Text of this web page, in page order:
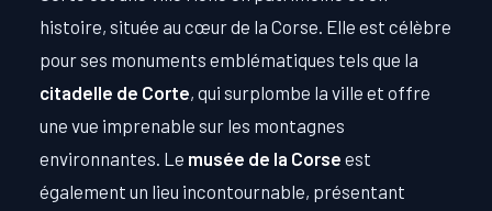
histoire, située au cœur de la Corse. Elle est célèbre
pour ses monuments emblématiques tels que la
citadelle de Corte, qui surplombe la ville et offre
une vue imprenable sur les montagnes
environnantes. Le musée de la Corse est
également un lieu incontournable, présentant